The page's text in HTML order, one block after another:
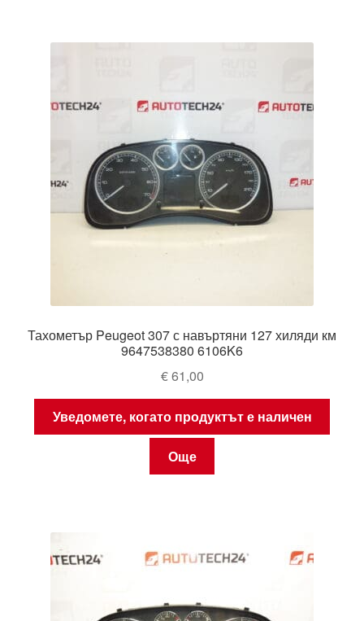
Тахометър Peugeot 307 с навъртяни 127 хиляди км
9647538380 6106K6
€61,00
Уведомете, когато продуктът е наличен
Още